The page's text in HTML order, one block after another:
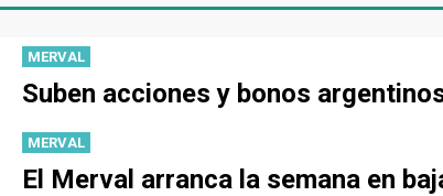
MERVAL
Suben acciones y bonos
MERVAL
El Merval arranca la semana en